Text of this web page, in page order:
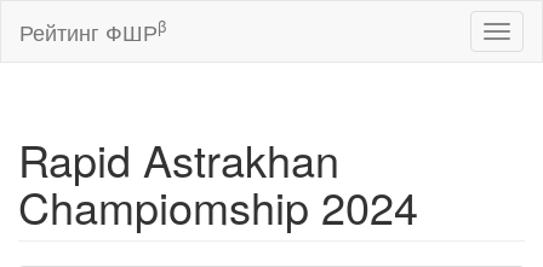
Рейтинг ФШРβ
Rapid Astrakhan
Champiomship 2024